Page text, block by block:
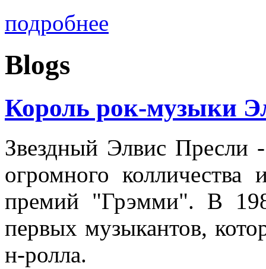
подробнее
Blogs
Король рок-музыки
Звездный Элвис Пресли -
огромного колличества
премий "Грэмми". В
первых музыкантов,
н-ролла.